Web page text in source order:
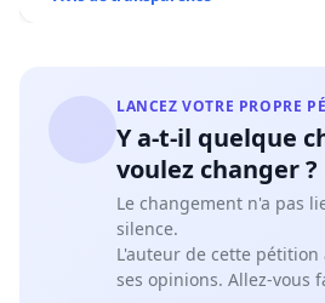
LANCEZ VOTRE PROPRE
Y a-t-il quelque
voulez changer ?
Le changement n'a pas
silence.
L'auteur de cette
ses opinions. Allez-vous